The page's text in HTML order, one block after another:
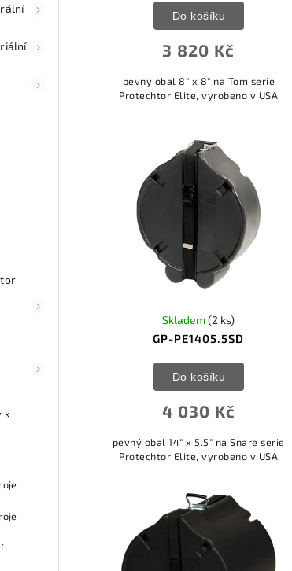
k
3 820 Kč
Do košíku
pevný obal 8" x 8" na Tom serie
Protechtor Elite, vyrobeno v USA
GP-PE1405.5SD
Skladem(2 ks)
4 030 Kč
Do košíku
pevný obal 14" x 5.5" na Snare serie
Protechtor Elite, vyrobeno v USA